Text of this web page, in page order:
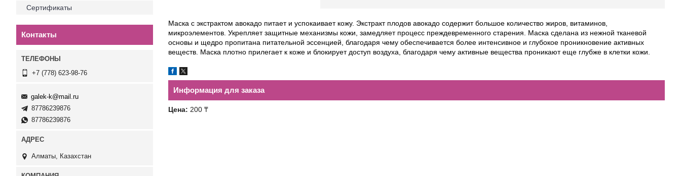
Маска с экстрактом авокадо питает и успокаивает кожу. Экстракт плодов авокадо содержит большое количество жиров, витаминов,
микроэлементов. Укрепляет защитные механизмы кожи, замедляет процесс преждевременного старения. Маска сделана из нежной тканевой
основы и щедро пропитана питательной эссенцией, благодаря чему обеспечивается более интенсивное и глубокое проникновение активных
веществ. Маска плотно прилегает к коже и блокирует доступ воздуха, благодаря чему активные вещества проникают еще глубже в клетки кожи.
Информация для заказа
Цена: 200 ₸
Сертификаты
Контакты
+7 (778) 623-98-76
galek-k@mail.ru
87786239876
87786239876
Алматы, Казахстан